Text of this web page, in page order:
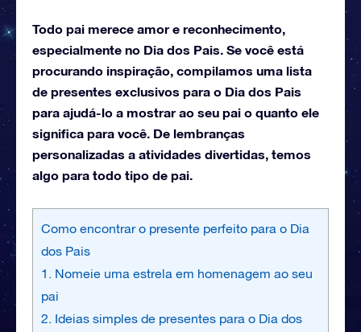
Todo pai merece amor e reconhecimento,
especialmente no Dia dos Pais. Se você está
procurando inspiração, compilamos uma lista
de presentes exclusivos para o Dia dos Pais
para ajudá-lo a mostrar ao seu pai o quanto ele
significa para você. De lembranças
personalizadas a atividades divertidas, temos
algo para todo tipo de pai.
Como encontrar o presente perfeito para o Dia
dos Pais
1. Nomeie uma estrela em homenagem ao seu
pai
2. Ideias simples de presentes para o Dia dos